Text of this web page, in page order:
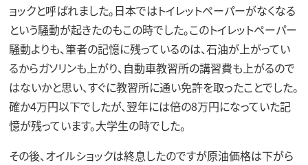
ョックと呼ばれました。日本ではトイレットペーパーがなくなる
という騒動が起きたのもこの時でした。このトイレットペーパー
騒動よりも、筆者の記憶に残っているのは、石油が上がってい
るからガソリンも上がり、自動車教習所の講習費も上がるので
はないかと思い、すぐに教習所に通い免許を取ったことでした。
確か4万円以下でしたが、翌年には倍の8万円になっていた記
憶が残っています。大学生の時でした。
その後、オイルショックは終息したのですが原油価格は下がら